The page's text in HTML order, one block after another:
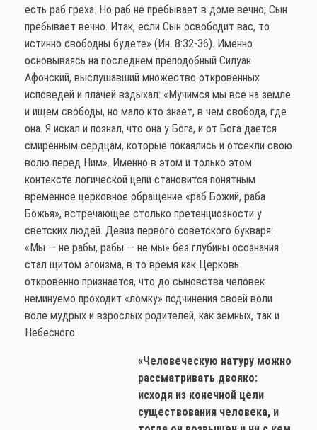
есть раб греха. Но раб не пребывает в доме вечно; Сын
пребывает вечно. Итак, если Сын освободит вас, то
истинно свободны будете» (Ин. 8:32-36). Именно
основываясь на последнем преподобный Силуан
Афонский, выслушавший множество откровенных
исповедей и плачей вздыхал: «Мучимся мы все на земле
и ищем свободы, но мало кто знает, в чем свобода, где
она. Я искал и познал, что она у Бога, и от Бога дается
смиренным сердцам, которые покаялись и отсекли свою
волю перед Ним». Именно в этом и только этом
контексте логической цепи становится понятным
временное церковное обращение «раб Божий, раба
Божья», встречающее столько претенциозности у
светских людей. Девиз первого советского букваря:
«Мы — не рабы, рабы — не мы» без глубины осознания
стал щитом эгоизма, в то время как Церковь
откровенно признается, что до сыновства человек
неминуемо проходит «ломку» подчинения своей воли
воле мудрых и взрослых родителей, как земных, так и
Небесного.
«Человеческую натуру можно
рассматривать двояко:
исходя из конечной цели
существования человека, и